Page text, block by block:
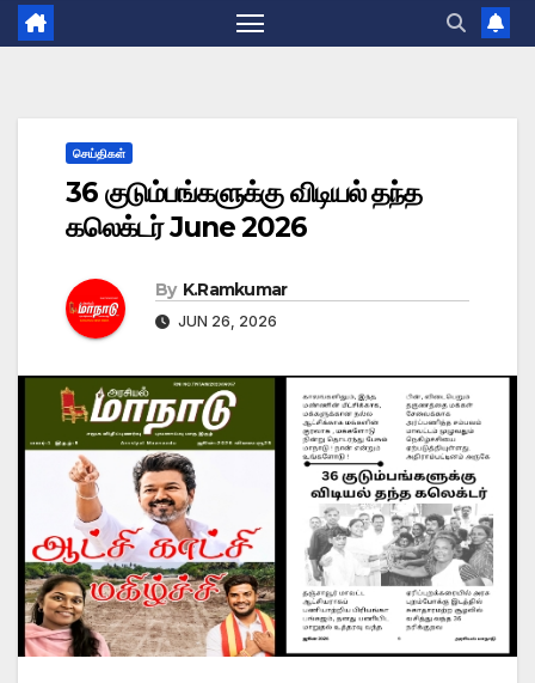
செய்திகள்
36 குடும்பங்களுக்கு விடியல் தந்த
கலெக்டர் June 2026
By K.Ramkumar
JUN 26, 2026